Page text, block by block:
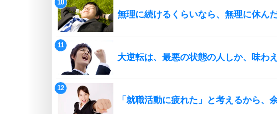
無理に続けるくらいなら、無理に休ん
大逆転は、最悪の状態の人しか、味わえ
「就職活動に疲れた」と考えるから、